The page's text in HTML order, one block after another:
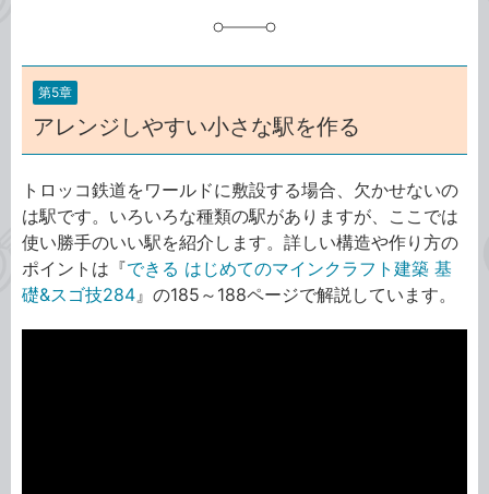
第5章
アレンジしやすい小さな駅を作る
トロッコ鉄道をワールドに敷設する場合、欠かせないの
は駅です。いろいろな種類の駅がありますが、ここでは
使い勝手のいい駅を紹介します。詳しい構造や作り方の
ポイントは『できる はじめてのマインクラフト建築 基
礎&スゴ技284 』の185～188ページで解説しています。